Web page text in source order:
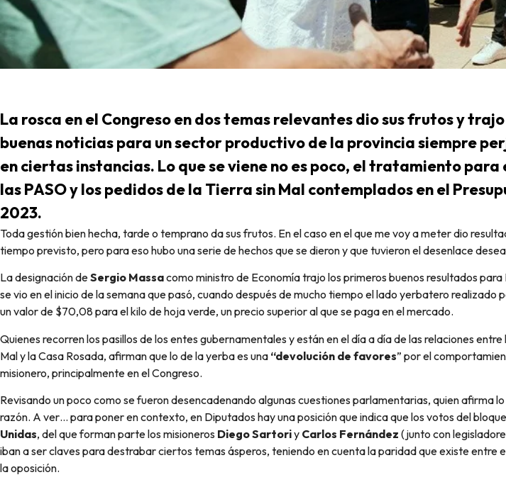
La rosca en el Congreso en dos temas relevantes dio sus frutos y
buenas noticias para un sector productivo de la provincia siempre
en ciertas instancias. Lo que se viene no es poco, el tratamiento
las PASO y los pedidos de la Tierra sin Mal contemplados en el
2023.
Toda gestión bien hecha, tarde o temprano da sus frutos. En el caso en el que me voy a meter dio resultados en el
tiempo previsto, pero para eso hubo una serie de hechos que se dieron y que tuvieron el desenlace
La designación deSergio Massacomo ministro de Economía trajo los primeros buenos resultados para
se vio en el inicio de la semana que pasó, cuando después de mucho tiempo el lado yerbatero realizado
un valor de $70,08 para el kilo de hoja verde, un precio superior al que se paga en el mercado.
Quienes recorren los pasillos de los entes gubernamentales y están en el día a día de las relaciones entre
Mal y la Casa Rosada, afirman que lo de la yerba es una “devolución de favores” por el
misionero, principalmente en el Congreso.
Revisando un poco como se fueron desencadenando algunas cuestiones parlamentarias, quien afirma
razón. A ver… para poner en contexto, en Diputados hay una posición que indica que los votos del bloque
Unidas, del que forman parte los misioneros Diego Sartoriy Carlos Fernández (junto con
iban a ser claves para destrabar ciertos temas ásperos, teniendo en cuenta la paridad que existe entre
la oposición.